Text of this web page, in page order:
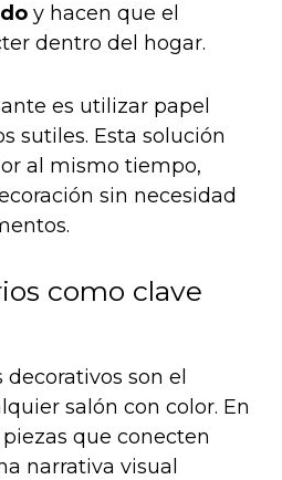
y hacen que el
dentro del hogar.
es utilizar papel
sutiles. Esta solución
al mismo tiempo,
sin necesidad
como clave
son el
salón con color. En
que conecten
narrativa visual